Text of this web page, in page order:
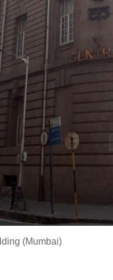
(Mumbai)